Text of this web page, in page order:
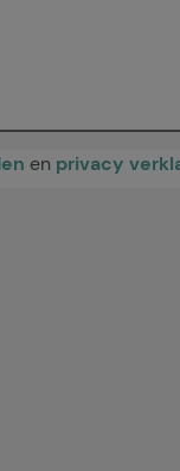
en privacy